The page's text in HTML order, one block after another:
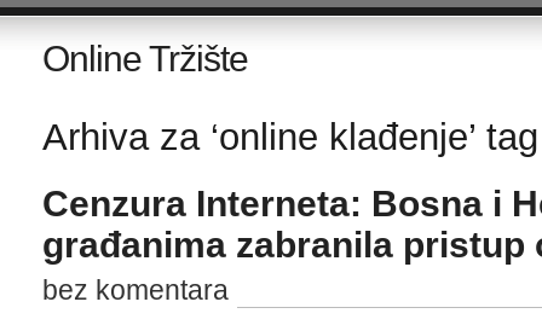
Online Tržište
Arhiva za ‘online klađenje’ tag
Cenzura Interneta: Bosna i
građanima zabranila pristup
bez komentara